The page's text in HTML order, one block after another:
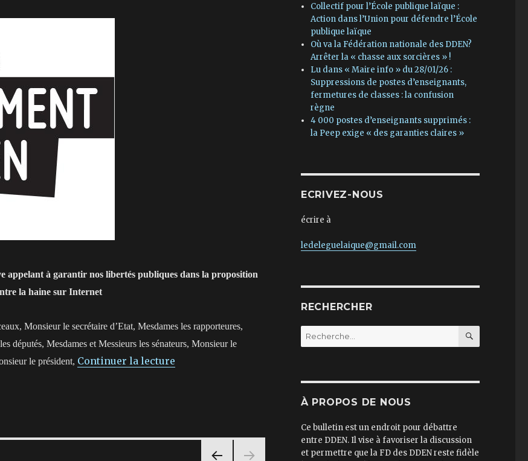
appelant à garantir nos libertés publiques dans la proposition
la haine sur Internet
Monsieur le secrétaire d’Etat, Mesdames les rapporteures,
députés, Mesdames et Messieurs les sénateurs, Monsieur le
le président, Continuer la lecturede « Lettre ouverte de plusieurs organisations, dont la LDH »
Collectif pour l’École publique laïque :
Action dans l’Union pour défendre l’École
publique laïque
Où va la Fédération nationale des DDEN?
Arrêter la « chasse aux sorcières » !
Lu dans « Maire info » du 28/01/26 :
Suppressions de postes d’enseignants,
fermetures de classes : la confusion
règne
4 000 postes d’enseignants supprimés :
la Peep exige « des garanties claires »
ECRIVEZ-NOUS
écrire à
ledeleguelaique@gmail.com
RECHERCHER
Recherche
pour :
À PROPOS DE NOUS
Ce bulletin est un endroit pour débattre
entre DDEN. Il vise à favoriser la discussion
et permettre que la FD des DDEN reste fidèle